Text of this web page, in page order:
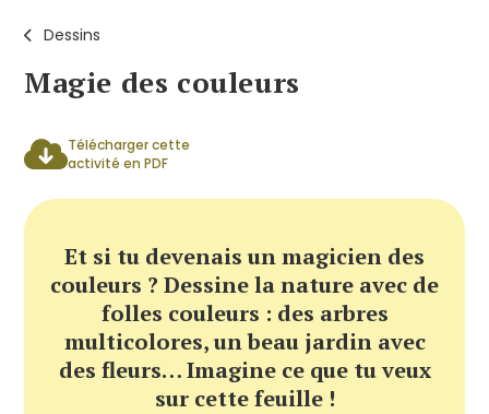
Dessins
Magie des couleurs
Télécharger cette
activité en PDF
Et si tu devenais un magicien des
couleurs ? Dessine la nature avec de
folles couleurs : des arbres
multicolores, un beau jardin avec
des fleurs… Imagine ce que tu veux
sur cette feuille !